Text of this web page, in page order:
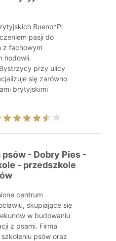
Bueno*Pl
pasji do
z fachowym
hodowli.
przy ulicy
się zarówno
brytyjskimi
- Dobry Pies -
- przedszkole
centrum
skupiające się
w budowaniu
z psami. Firma
psów oraz